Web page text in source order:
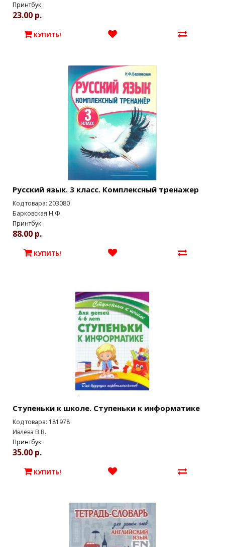
Принтбук
23.00 р.
КУПИТЬ!
Русский язык. 3 класс. Комплексный тренажер
Код товара: 203080
Барковская Н.Ф.
Принтбук
88.00 р.
КУПИТЬ!
Ступеньки к школе. Ступеньки к информатике
Код товара: 181978
Ивлева В.В.
Принтбук
35.00 р.
КУПИТЬ!